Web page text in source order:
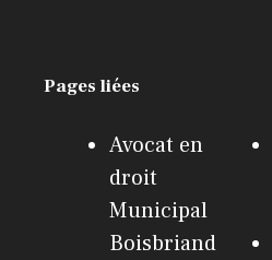
Pages liées
Avocat en
droit
Municipal
Boisbriand